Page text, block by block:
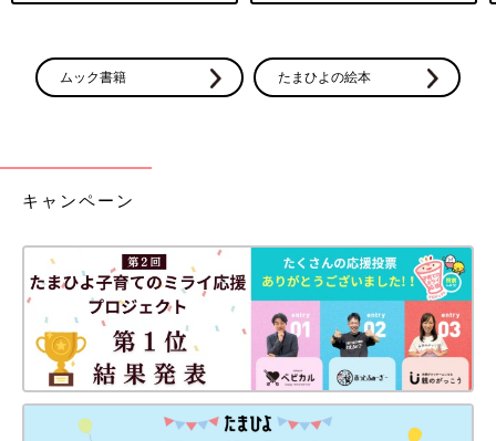
ムック書籍 たまひよの絵本
キャンペーン